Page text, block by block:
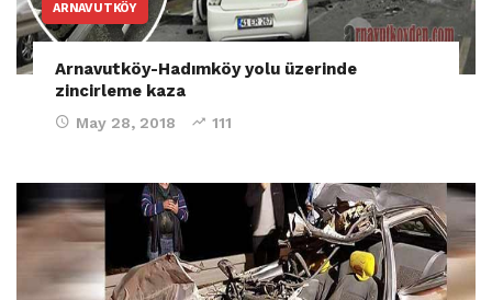
ARNAVUTKÖY
Arnavutköy-Hadımköy yolu üzerinde
zincirleme kaza
May 28, 2018 111